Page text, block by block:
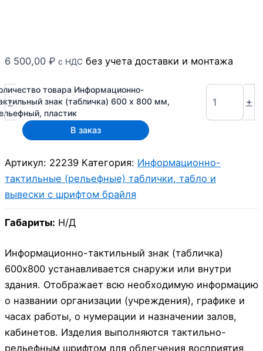
6 500,00 ₽ с НДС без учета доставки и монтажа
-
товара Информационно-
знак (табличка) 600 x 800 мм,
пластик
+
В заказ
Артикул: 22239 Категория: Информационно-
тактильные (рельефные) таблички, табло и
вывески с шрифтом брайля
Габариты: Н/Д
Информационно-тактильный знак (табличка)
600х800 устанавливается снаружи или внутри
здания. Отображает всю необходимую информацию
о названии организации (учреждения), графике и
часах работы, о нумерации и назначении залов,
кабинетов. Изделия выполняются тактильно-
рельефным шрифтом для облегчения восприятия